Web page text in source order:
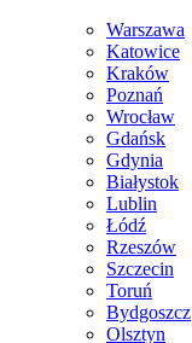
Warszawa
Katowice
Kraków
Poznań
Wrocław
Gdańsk
Gdynia
Białystok
Lublin
Łódź
Rzeszów
Szczecin
Toruń
Bydgoszcz
Olsztyn